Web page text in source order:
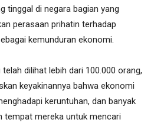
tinggal di negara bagian yang
perasaan prihatin terhadap
kemunduran ekonomi.
dilihat lebih dari 100.000 orang,
keyakinannya bahwa ekonomi
keruntuhan, dan banyak
tempat mereka untuk mencari